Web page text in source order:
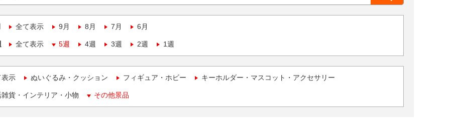
全て表示 9月 8月 7月 6月
全て表示 5週 4週 3週 2週 1週
表示 ぬいぐるみ・クッション フィギュア・ホビー キーホルダー・マスコット・アクセサリー
貨・インテリア・小物 その他景品